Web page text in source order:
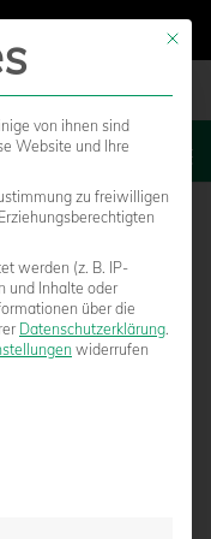
Mit
von ihnen sind
Website und Ihre
zu freiwilligen
werden (z. B. IP-
und Inhalte oder
über die
Datenschutzerklärung.
widerrufen
für die eine